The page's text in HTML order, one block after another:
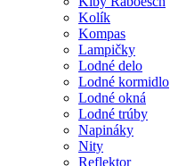
Kolík
Kompas
Lampičky
Lodné delo
Lodné kormidlo
Lodné okná
Lodné trúby
Napináky
Nity
Reflektor